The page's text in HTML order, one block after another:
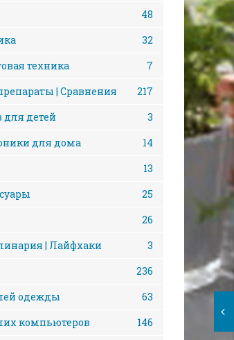
48
32
техника
7
| Сравнения
217
для детей
3
для дома
14
13
25
26
| Лайфхаки
3
236
одежды
63
компьютеров
146